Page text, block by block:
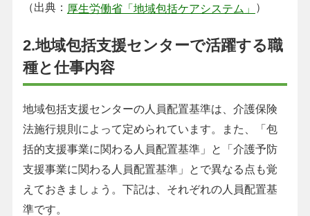
（出典： 厚生労働省「地域包括ケアシステム」 ）
2.地域包括支援センターで活躍する職
種と仕事内容
地域包括支援センターの人員配置基準は、介護保険
法施行規則によって定められています。また、「包
括的支援事業に関わる人員配置基準」と「介護予防
支援事業に関わる人員配置基準」とで異なる点も覚
えておきましょう。下記は、それぞれの人員配置基
準です。